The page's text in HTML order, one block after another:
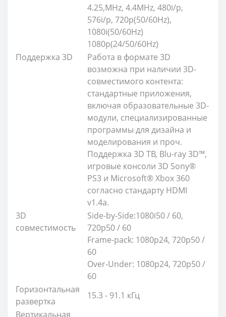
4.25,MHz, 4.4MHz, 480i/p,
576i/p, 720p(50/60Hz),
1080i(50/60Hz)
1080p(24/50/60Hz)
Поддержка 3D
Работа в формате 3D
возможна при наличии 3D-
совместимого контента:
стандартные приложения,
включая образовательные 3D-
модули, специализированные
программы для дизайна и
моделирования и проч.
Поддержка 3D ТВ, Blu-ray 3D™,
игровые консоли 3D Sony®
PS3 и Microsoft® Xbox 360
согласно стандарту HDMI
v1.4a.
3D
совместимость
Side-by-Side:1080i50 / 60,
720p50 / 60
Frame-pack: 1080p24, 720p50 /
60
Over-Under: 1080p24, 720p50 /
60
Горизонтальная
развертка
15.3 - 91.1 кГц
Вертикальная